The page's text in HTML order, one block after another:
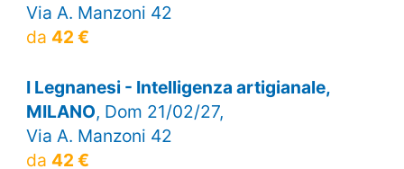
Via A. Manzoni 42
da 42 €
I Legnanesi - Intelligenza artigianale,
MILANO, Dom 21/02/27,
Via A. Manzoni 42
da 42 €